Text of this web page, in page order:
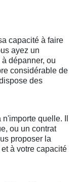
capacité à faire
ayez un
dépanner, ou
considérable de
des
quelle. Il
ou un contrat
proposer la
à votre capacité